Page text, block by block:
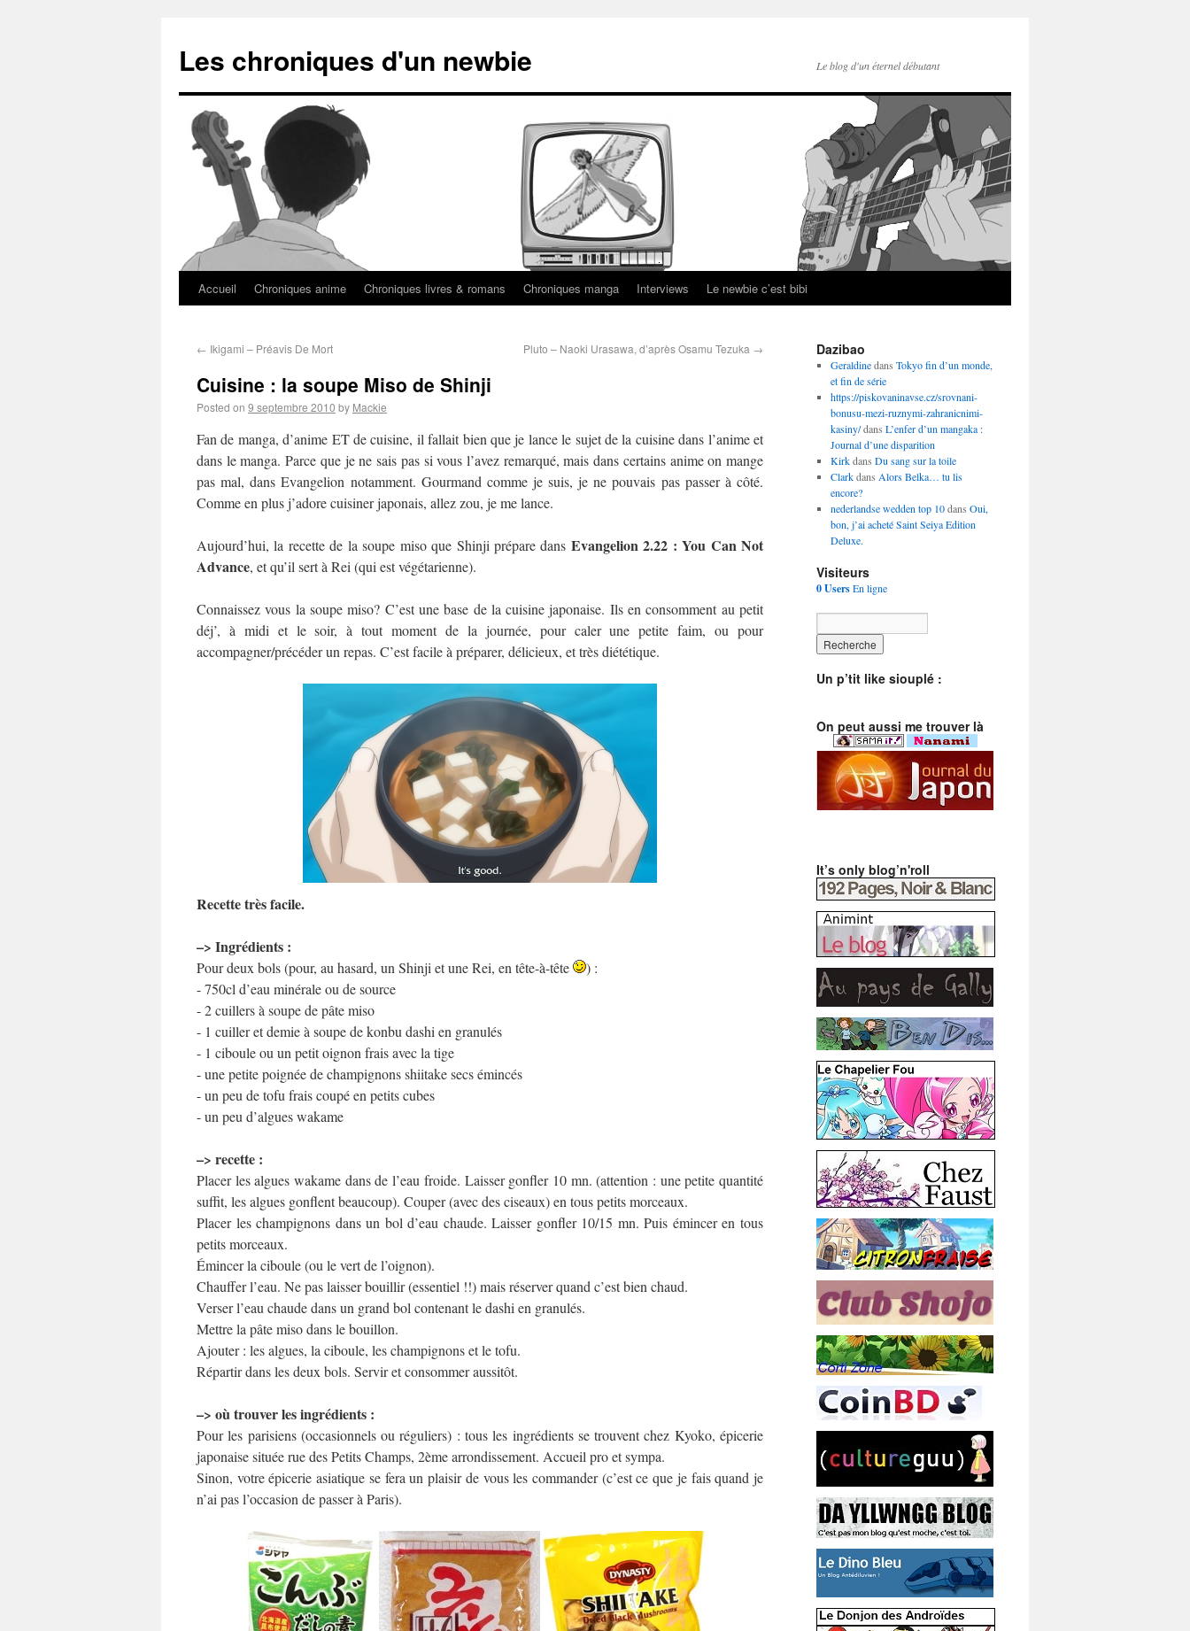
Les chroniques d'un newbie Le blog d'un éternel débutant
Accueil Chroniques anime Chroniques livres & romans Chroniques manga Interviews Le newbie c’est bibi
← Ikigami – Préavis De Mort Pluto – Naoki Urasawa, d’après Osamu Tezuka →
Cuisine : la soupe Miso de Shinji
Posted on 9 septembre 2010 by Mackie
Fan de manga, d’anime ET de cuisine, il fallait bien que je lance le sujet de la cuisine dans l’anime et
dans le manga. Parce que je ne sais pas si vous l’avez remarqué, mais dans certains anime on mange
pas mal, dans Evangelion notamment. Gourmand comme je suis, je ne pouvais pas passer à côté.
Comme en plus j’adore cuisiner japonais, allez zou, je me lance.
Aujourd’hui, la recette de la soupe miso que Shinji prépare dans Evangelion 2.22 : You Can Not
Advance, et qu’il sert à Rei (qui est végétarienne).
Connaissez vous la soupe miso? C’est une base de la cuisine japonaise. Ils en consomment au petit
déj’, à midi et le soir, à tout moment de la journée, pour caler une petite faim, ou pour
accompagner/précéder un repas. C’est facile à préparer, délicieux, et très diététique.
Recette très facile.
–> Ingrédients :
Pour deux bols (pour, au hasard, un Shinji et une Rei, en tête-à-tête
) :
- 750cl d’eau minérale ou de source
- 2 cuillers à soupe de pâte miso
- 1 cuiller et demie à soupe de konbu dashi en granulés
- 1 ciboule ou un petit oignon frais avec la tige
- une petite poignée de champignons shiitake secs émincés
- un peu de tofu frais coupé en petits cubes
- un peu d’algues wakame
–> recette :
Placer les algues wakame dans de l’eau froide. Laisser gonfler 10 mn. (attention : une petite quantité
suffit, les algues gonflent beaucoup). Couper (avec des ciseaux) en tous petits morceaux.
Placer les champignons dans un bol d’eau chaude. Laisser gonfler 10/15 mn. Puis émincer en tous
petits morceaux.
Émincer la ciboule (ou le vert de l’oignon).
Chauffer l’eau. Ne pas laisser bouillir (essentiel !!) mais réserver quand c’est bien chaud.
Verser l’eau chaude dans un grand bol contenant le dashi en granulés.
Mettre la pâte miso dans le bouillon.
Ajouter : les algues, la ciboule, les champignons et le tofu.
Répartir dans les deux bols. Servir et consommer aussitôt.
–> où trouver les ingrédients :
Pour les parisiens (occasionnels ou réguliers) : tous les ingrédients se trouvent chez Kyoko, épicerie
japonaise située rue des Petits Champs, 2ème arrondissement. Accueil pro et sympa.
Sinon, votre épicerie asiatique se fera un plaisir de vous les commander (c’est ce que je fais quand je
n’ai pas l’occasion de passer à Paris).
Dazibao
Geraldinedans Tokyo fin d’un monde,
et fin de série
https://piskovaninavse.cz/srovnani-
bonusu-mezi-ruznymi-zahranicnimi-
kasiny/dans L’enfer d’un mangaka :
Journal d’une disparition
Kirkdans Du sang sur la toile
Clarkdans Alors Belka… tu lis
encore?
nederlandse wedden top 10dans Oui,
bon, j’ai acheté Saint Seiya Edition
Deluxe.
Visiteurs
0 UsersEn ligne
Un p’tit like siouplé :
On peut aussi me trouver là
It’s only blog’n'roll